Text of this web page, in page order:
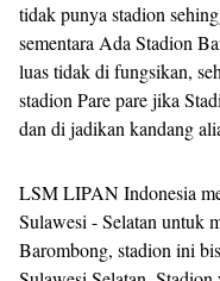
tidak punya stadion
sementara Ada Stadion
luas tidak di fungsikan,
stadion Pare pare jika
dan di jadikan kandang
LSM LIPAN Indonesia
Sulawesi - Selatan untuk
Barombong, stadion ini